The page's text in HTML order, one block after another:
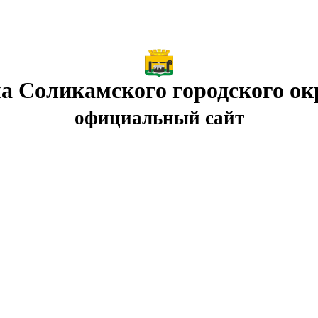
Соликамского городского
официальный сайт